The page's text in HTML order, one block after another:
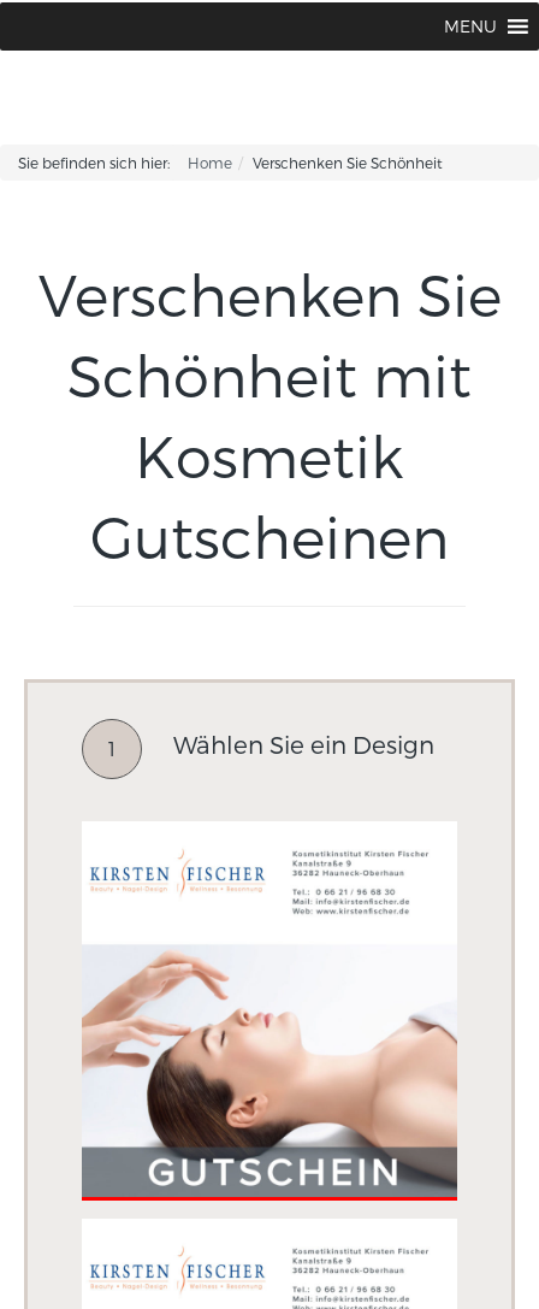
MENU
Sie befinden sich hier: Home Verschenken Sie Schönheit
Verschenken Sie
Schönheit mit
Kosmetik
Gutscheinen
1 Wählen Sie ein Design